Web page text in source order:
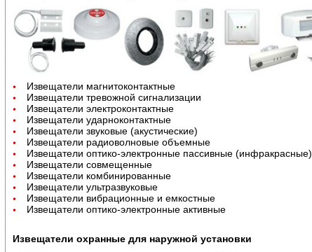
Извещатели магнитоконтактные
Извещатели тревожной сигнализации
Извещатели электроконтактные
Извещатели ударноконтактные
Извещатели звуковые (акустические)
Извещатели радиоволновые объемные
Извещатели оптико-электронные пассивные (инфракрасные)
Извещатели совмещенные
Извещатели комбинированные
Извещатели ультразвуковые
Извещатели вибрационные и емкостные
Извещатели оптико-электронные активные
Извещатели охранные для наружной установки